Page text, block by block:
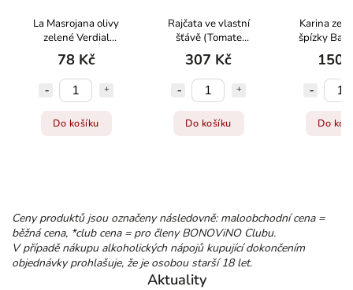
La Masrojana olivy
zelené Verdial
Aliñadas
78 Kč
Do košíku
Rajčata ve vlastní
šťávě (Tomate
natural) velká
307 Kč
Do košíku
Karina
špízky
150
Do
Ceny produktů jsou označeny následovně: maloobchodní cena =
běžná cena, *club cena = pro členy BONOViNO Clubu.
V případě nákupu alkoholických nápojů kupující dokončením
objednávky prohlašuje, že je osobou starší 18 let.
Aktuality